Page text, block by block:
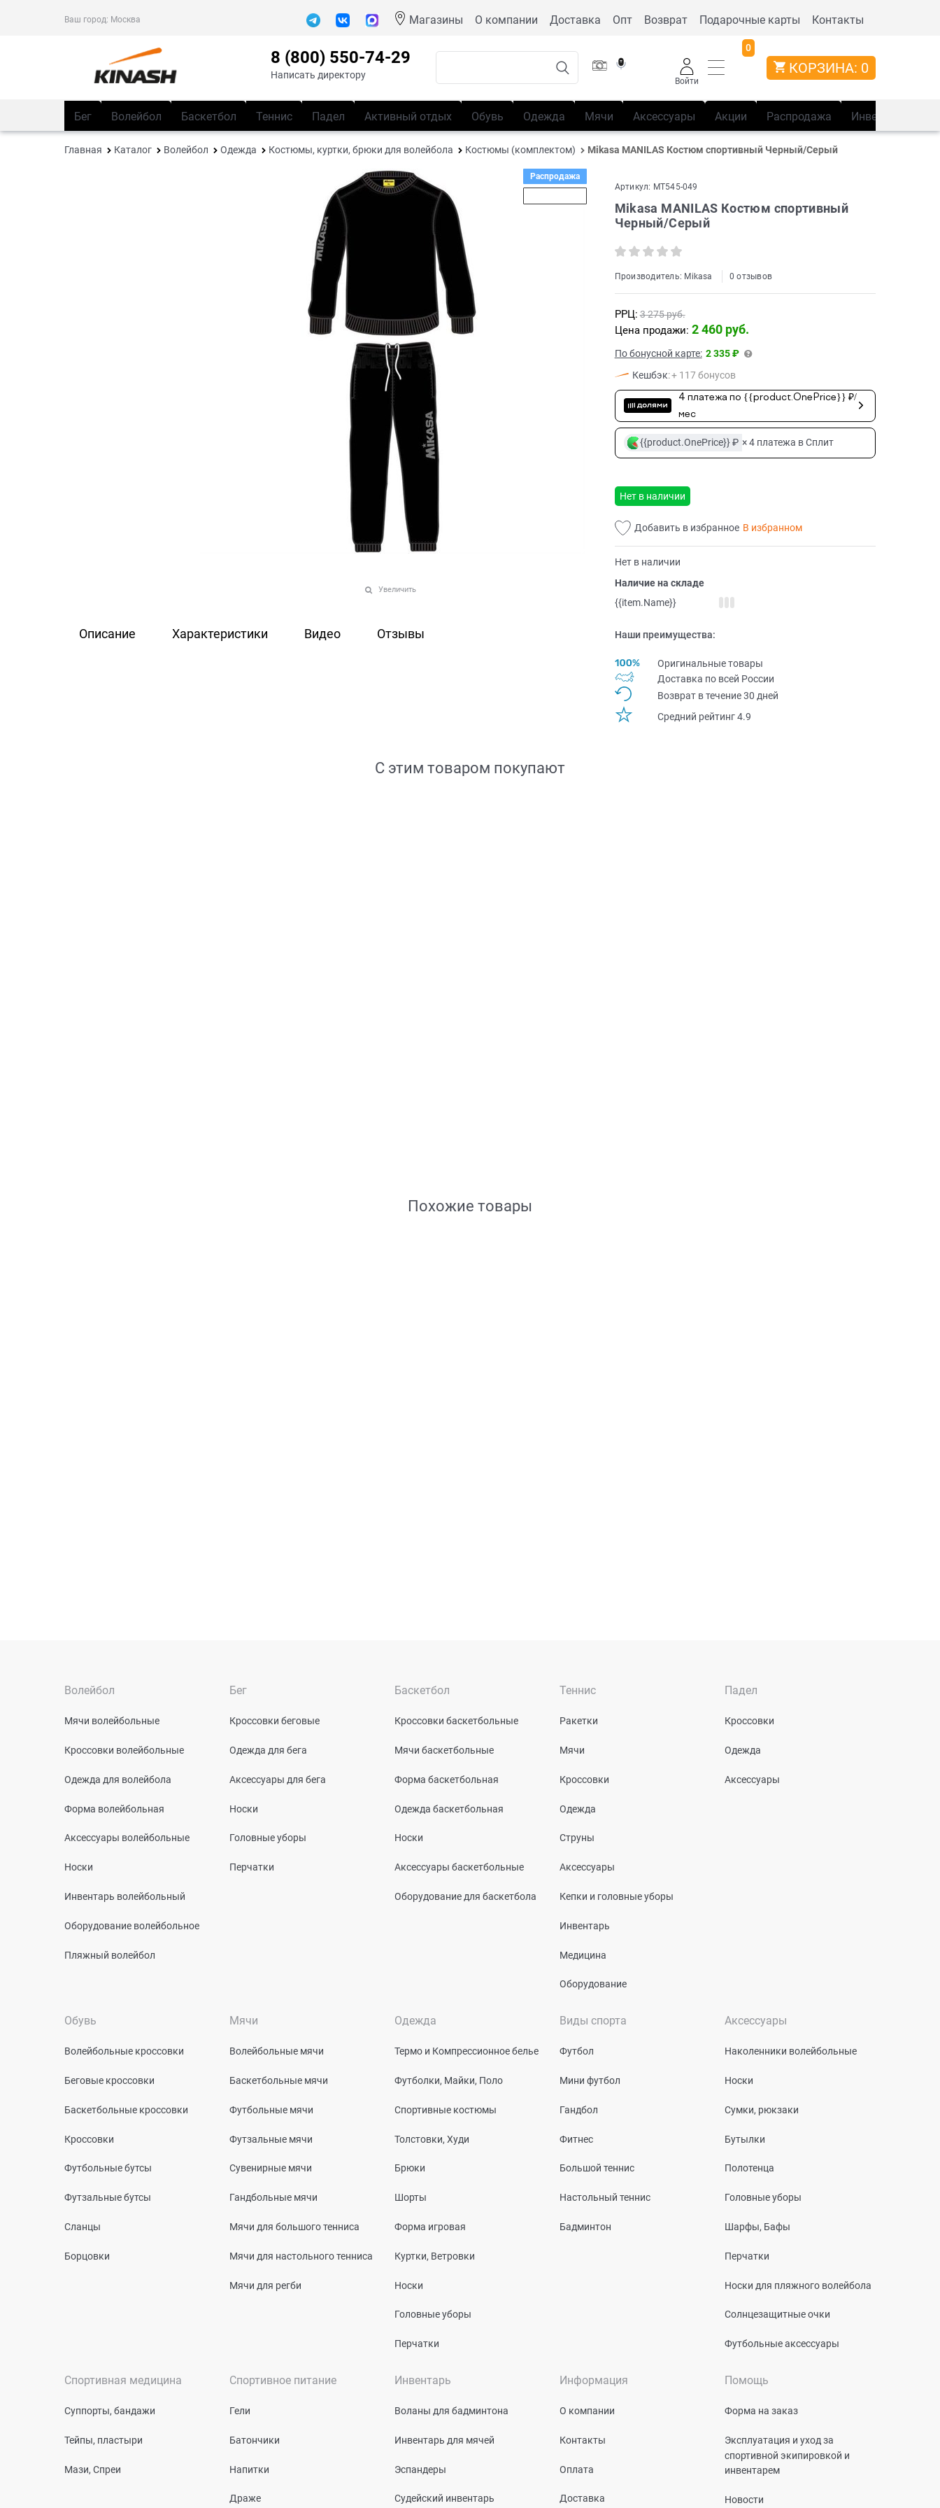
Ваш город: Москва Магазины О компании Доставка Опт Возврат Подарочные карты Контакты
8 (800) 550-74-29
Написать директору
Войти
0
КОРЗИНА: 0
Бег Волейбол Баскетбол Теннис Падел Активный отдых Обувь Одежда Мячи Аксессуары Акции Распродажа Инвентарь
Главная Каталог Волейбол Одежда Костюмы, куртки, брюки для волейбола Костюмы (комплектом) Mikasa MANILAS Костюм спортивный Черный/Серый
Распродажа
Увеличить
Описание Характеристики Видео Отзывы
Артикул: MT545-049
Mikasa MANILAS Костюм спортивный
Черный/Серый
Производитель: Mikasa 0 отзывов
РРЦ: 3 275 руб.
Цена продажи: 2 460 руб.
По бонусной карте: 2 335 ₽
Кешбэк:+ 117 бонусов
4 платежа по {{product.OnePrice}} ₽/
мес
{{product.OnePrice}} ₽ × 4 платежа в Сплит
Нет в наличии
Добавить в избранное В избранном
Нет в наличии
Наличие на складе
{{item.Name}}
Наши преимущества:
Оригинальные товары
Доставка по всей Pоссии
Возврат в течение 30 дней
Средний рейтинг 4.9
С этим товаром покупают
Похожие товары
Волейбол
Мячи волейбольные
Кроссовки волейбольные
Одежда для волейбола
Форма волейбольная
Аксессуары волейбольные
Носки
Инвентарь волейбольный
Оборудование волейбольное
Пляжный волейбол
Бег
Кроссовки беговые
Одежда для бега
Аксессуары для бега
Носки
Головные уборы
Перчатки
Баскетбол
Кроссовки баскетбольные
Мячи баскетбольные
Форма баскетбольная
Одежда баскетбольная
Носки
Аксессуары баскетбольные
Оборудование для баскетбола
Теннис
Ракетки
Мячи
Кроссовки
Одежда
Струны
Аксессуары
Кепки и головные уборы
Инвентарь
Медицина
Оборудование
Падел
Кроссовки
Одежда
Аксессуары
Обувь
Волейбольные кроссовки
Беговые кроссовки
Баскетбольные кроссовки
Кроссовки
Футбольные бутсы
Футзальные бутсы
Сланцы
Борцовки
Мячи
Волейбольные мячи
Баскетбольные мячи
Футбольные мячи
Футзальные мячи
Сувенирные мячи
Гандбольные мячи
Мячи для большого тенниса
Мячи для настольного тенниса
Мячи для регби
Одежда
Термо и Компрессионное белье
Футболки, Майки, Поло
Спортивные костюмы
Толстовки, Худи
Брюки
Шорты
Форма игровая
Куртки, Ветровки
Носки
Головные уборы
Перчатки
Виды спорта
Футбол
Мини футбол
Гандбол
Фитнес
Большой теннис
Настольный теннис
Бадминтон
Аксессуары
Наколенники волейбольные
Носки
Сумки, рюкзаки
Бутылки
Полотенца
Головные уборы
Шарфы, Бафы
Перчатки
Носки для пляжного волейбола
Солнцезащитные очки
Футбольные аксессуары
Спортивная медицина
Суппорты, бандажи
Тейпы, пластыри
Мази, Спреи
Спортивное питание
Гели
Батончики
Напитки
Драже
Инвентарь
Воланы для бадминтона
Инвентарь для мячей
Эспандеры
Судейский инвентарь
Информация
О компании
Контакты
Оплата
Доставка
Помощь
Форма на заказ
Эксплуатация и уход за
спортивной экипировкой и
инвентарем
Новости